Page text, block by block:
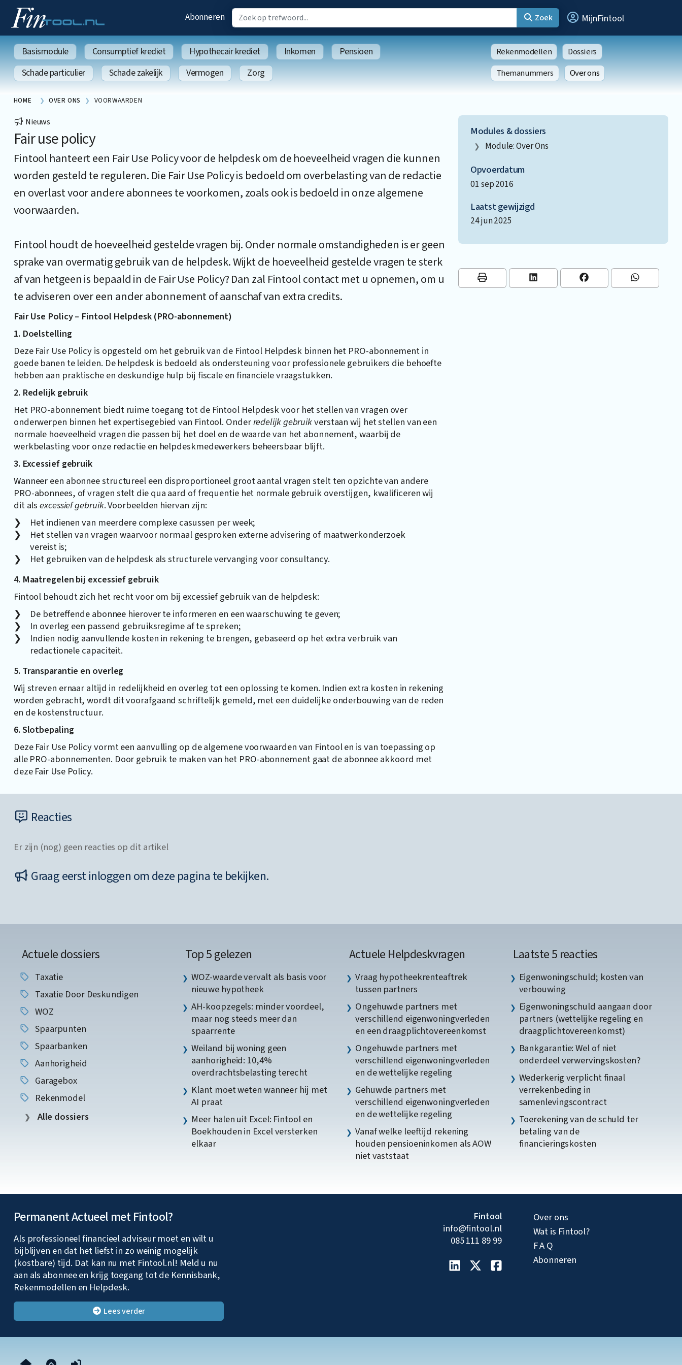
Abonneren Zoek MijnFintool
Basismodule Consumptief krediet Hypothecair krediet Inkomen
Pensioen
Schade particulier
Schade zakelijk Vermogen Zorg
Rekenmodellen
Dossiers
Themanummers
Over ons
HOME OVER ONS VOORWAARDEN
Nieuws
Fair use policy
Fintool hanteert een Fair Use Policy voor de helpdesk om de hoeveelheid vragen die kunnen
worden gesteld te reguleren. Die Fair Use Policy is bedoeld om overbelasting van de redactie
en overlast voor andere abonnees te voorkomen, zoals ook is bedoeld in onze algemene
voorwaarden.
Fintool houdt de hoeveelheid gestelde vragen bij. Onder normale omstandigheden is er geen
sprake van overmatig gebruik van de helpdesk. Wijkt de hoeveelheid gestelde vragen te sterk
af van hetgeen is bepaald in de Fair Use Policy? Dan zal Fintool contact met u opnemen, om u
te adviseren over een ander abonnement of aanschaf van extra credits.
Fair Use Policy – Fintool Helpdesk (PRO-abonnement)
1. Doelstelling
Deze Fair Use Policy is opgesteld om het gebruik van de Fintool Helpdesk binnen het PRO-abonnement in
goede banen te leiden. De helpdesk is bedoeld als ondersteuning voor professionele gebruikers die behoefte
hebben aan praktische en deskundige hulp bij fiscale en financiële vraagstukken.
2. Redelijk gebruik
Het PRO-abonnement biedt ruime toegang tot de Fintool Helpdesk voor het stellen van vragen over
onderwerpen binnen het expertisegebied van Fintool. Onderredelijk gebruikverstaan wij het stellen van een
normale hoeveelheid vragen die passen bij het doel en de waarde van het abonnement, waarbij de
werkbelasting voor onze redactie en helpdeskmedewerkers beheersbaar blijft.
3. Excessief gebruik
Wanneer een abonnee structureel een disproportioneel groot aantal vragen stelt ten opzichte van andere
PRO-abonnees, of vragen stelt die qua aard of frequentie het normale gebruik overstijgen, kwalificeren wij
dit alsexcessief gebruik. Voorbeelden hiervan zijn:
Het indienen van meerdere complexe casussen per week;
Het stellen van vragen waarvoor normaal gesproken externe advisering of maatwerkonderzoek
vereist is;
Het gebruiken van de helpdesk als structurele vervanging voor consultancy.
4. Maatregelen bij excessief gebruik
Fintool behoudt zich het recht voor om bij excessief gebruik van de helpdesk:
De betreffende abonnee hierover te informeren en een waarschuwing te geven;
In overleg een passend gebruiksregime af te spreken;
Indien nodig aanvullende kosten in rekening te brengen, gebaseerd op het extra verbruik van
redactionele capaciteit.
5. Transparantie en overleg
Wij streven ernaar altijd in redelijkheid en overleg tot een oplossing te komen. Indien extra kosten in rekening
worden gebracht, wordt dit voorafgaand schriftelijk gemeld, met een duidelijke onderbouwing van de reden
en de kostenstructuur.
6. Slotbepaling
Deze Fair Use Policy vormt een aanvulling op de algemene voorwaarden van Fintool en is van toepassing op
alle PRO-abonnementen. Door gebruik te maken van het PRO-abonnement gaat de abonnee akkoord met
deze Fair Use Policy.
Modules & dossiers
Module: Over Ons
Opvoerdatum
01 sep 2016
Laatst gewijzigd
24 jun 2025
Reacties
Er zijn (nog) geen reacties op dit artikel
Graag eerst inloggen om deze pagina te bekijken.
Actuele dossiers
Taxatie
Taxatie Door Deskundigen
WOZ
Spaarpunten
Spaarbanken
Aanhorigheid
Garagebox
Rekenmodel
Alle dossiers
Top 5 gelezen
WOZ-waarde vervalt als basis voor
nieuwe hypotheek
AH-koopzegels: minder voordeel,
maar nog steeds meer dan
spaarrente
Weiland bij woning geen
aanhorigheid: 10,4%
overdrachtsbelasting terecht
Klant moet weten wanneer hij met
AI praat
Meer halen uit Excel: Fintool en
Boekhouden in Excel versterken
elkaar
Actuele Helpdeskvragen
Vraag hypotheekrenteaftrek
tussen partners
Ongehuwde partners met
verschillend eigenwoningverleden
en een draagplichtovereenkomst
Ongehuwde partners met
verschillend eigenwoningverleden
en de wettelijke regeling
Gehuwde partners met
verschillend eigenwoningverleden
en de wettelijke regeling
Vanaf welke leeftijd rekening
houden pensioeninkomen als AOW
niet vaststaat
Laatste 5 reacties
Eigenwoningschuld; kosten van
verbouwing
Eigenwoningschuld aangaan door
partners (wettelijke regeling en
draagplichtovereenkomst)
Bankgarantie: Wel of niet
onderdeel verwervingskosten?
Wederkerig verplicht finaal
verrekenbeding in
samenlevingscontract
Toerekening van de schuld ter
betaling van de
financieringskosten
Permanent Actueel met Fintool?
Als professioneel financieel adviseur moet en wilt u
bijblijven en dat het liefst in zo weinig mogelijk
(kostbare) tijd. Dat kan nu met Fintool.nl! Meld u nu
aan als abonnee en krijg toegang tot de Kennisbank,
Rekenmodellen en Helpdesk.
Lees verder
Fintool
info@fintool.nl
085 111 89 99
Over ons
Wat is Fintool?
F A Q
Abonneren